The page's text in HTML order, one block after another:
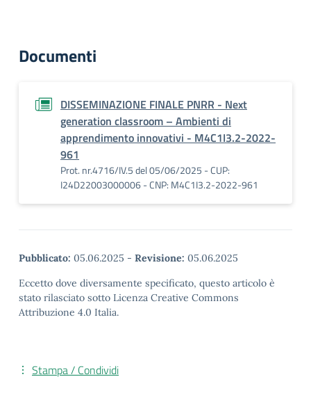
Documenti
DISSEMINAZIONE FINALE PNRR - Next
generation classroom – Ambienti di
apprendimento innovativi - M4C1I3.2-2022-
961
Prot. nr.4716/IV.5 del 05/06/2025 - CUP:
I24D22003000006 - CNP: M4C1I3.2-2022-961
Pubblicato: 05.06.2025 - Revisione: 05.06.2025
Eccetto dove diversamente specificato, questo articolo è
stato rilasciato sotto Licenza Creative Commons
Attribuzione 4.0 Italia.
Stampa / Condividi